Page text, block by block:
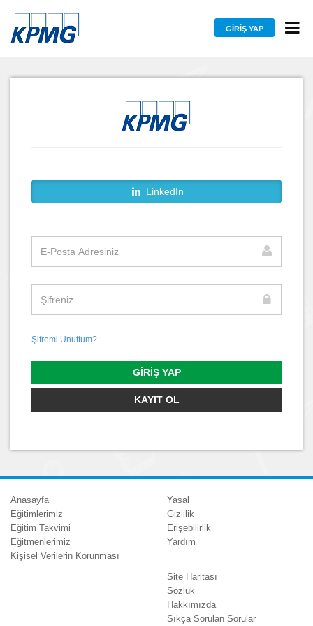
GIRIŞ YAP
LinkedIn
Şifremi Unuttum?
GIRIŞ YAP
KAYIT OL
Anasayfa
Eğitimlerimiz
Eğitim Takvimi
Eğitmenlerimiz
Kişisel Verilerin Korunması
Yasal
Gizlilik
Erişebilirlik
Yardım
Site Haritası
Sözlük
Hakkımızda
Sıkça Sorulan Sorular